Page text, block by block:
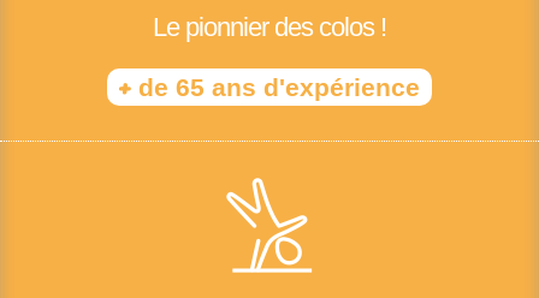
Le pionnier des colos !
+ de 65 ans d'expérience